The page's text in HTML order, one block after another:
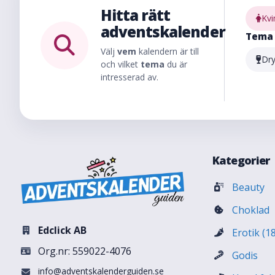
Hitta rätt
adventskalender
Välj vem kalendern är till
och vilket tema du är
intresserad av.
Tema
Edclick AB
Org.nr: 559022-4076
info@adventskalenderguiden.se
Kategorier
Beauty
Choklad
Erotik
Godis